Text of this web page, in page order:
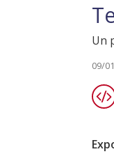
Un
09/